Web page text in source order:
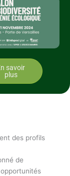
savoir
plus
des profils
de